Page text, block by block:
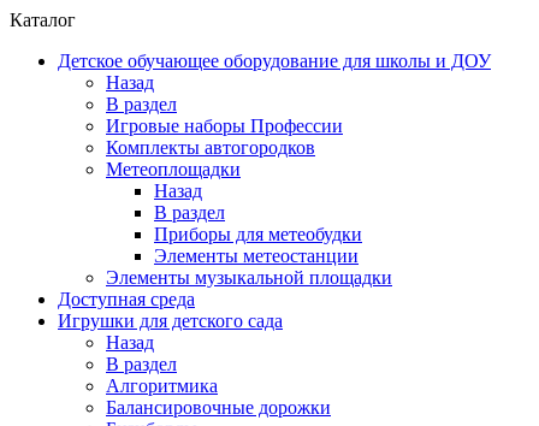
Каталог
Детское обучающее оборудование для школы и ДОУ
Назад
В раздел
Игровые наборы Профессии
Комплекты автогородков
Метеоплощадки
Назад
В раздел
Приборы для метеобудки
Элементы метеостанции
Элементы музыкальной площадки
Доступная среда
Игрушки для детского сада
Назад
В раздел
Алгоритмика
Балансировочные дорожки